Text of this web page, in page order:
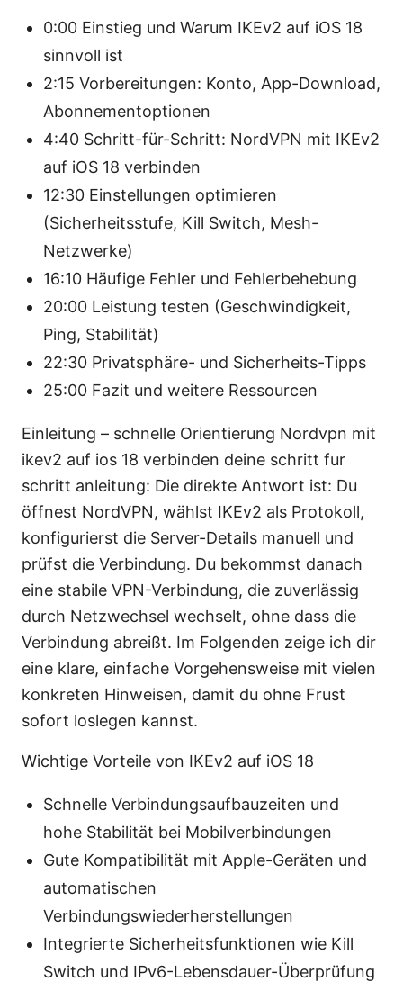
0:00 Einstieg und Warum IKEv2 auf iOS 18
sinnvoll ist
2:15 Vorbereitungen: Konto, App-Download,
Abonnementoptionen
4:40 Schritt-für-Schritt: NordVPN mit IKEv2
auf iOS 18 verbinden
12:30 Einstellungen optimieren
(Sicherheitsstufe, Kill Switch, Mesh-
Netzwerke)
16:10 Häufige Fehler und Fehlerbehebung
20:00 Leistung testen (Geschwindigkeit,
Ping, Stabilität)
22:30 Privatsphäre- und Sicherheits-Tipps
25:00 Fazit und weitere Ressourcen
Einleitung – schnelle Orientierung Nordvpn mit
ikev2 auf ios 18 verbinden deine schritt fur
schritt anleitung: Die direkte Antwort ist: Du
öffnest NordVPN, wählst IKEv2 als Protokoll,
konfigurierst die Server-Details manuell und
prüfst die Verbindung. Du bekommst danach
eine stabile VPN-Verbindung, die zuverlässig
durch Netzwechsel wechselt, ohne dass die
Verbindung abreißt. Im Folgenden zeige ich dir
eine klare, einfache Vorgehensweise mit vielen
konkreten Hinweisen, damit du ohne Frust
sofort loslegen kannst.
Wichtige Vorteile von IKEv2 auf iOS 18
Schnelle Verbindungsaufbauzeiten und
hohe Stabilität bei Mobilverbindungen
Gute Kompatibilität mit Apple-Geräten und
automatischen
Verbindungswiederherstellungen
Integrierte Sicherheitsfunktionen wie Kill
Switch und IPv6-Lebensdauer-Überprüfung